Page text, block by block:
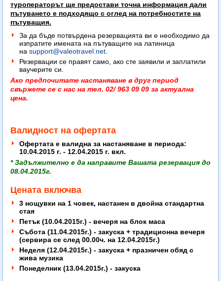
туроператорът ще предостави точна информация дали
пътуването е подходящо с оглед на потребностите на
пътуващия.
За да бъде потвърдена резервацията ви е необходимо да
изпратите имената на пътуващите на латиница
на support@valeotravel.net
Резервации се правят само, ако сте заявили и заплатили
ваучерите си.
Ако предпочитате настаняване в друг период
свържете се с нас на тел. 02/ 963 09 09 за актуална
цена.
Валидност на офертата
Офертата е валидна за настаняване в периода:
10.04.2015 г. - 12.04.2015 г. вкл.
* Задължително е да направите Вашата резервация до
08.04.2015г.
Цената включва
3 нощувки на 1 човек, настанен в двойна стандартна
стая
Петък (10.04.2015г.) - вечеря на блок маса
Събота (11.04.2015г.) - закуска + традиционна вечеря
(сервира се след 00.00ч. на 12.04.2015г.)
Неделя (12.04.2015г.) - закуска + празничен обяд с
жива музика
Понеделник (13.04.2015г.) - закуска